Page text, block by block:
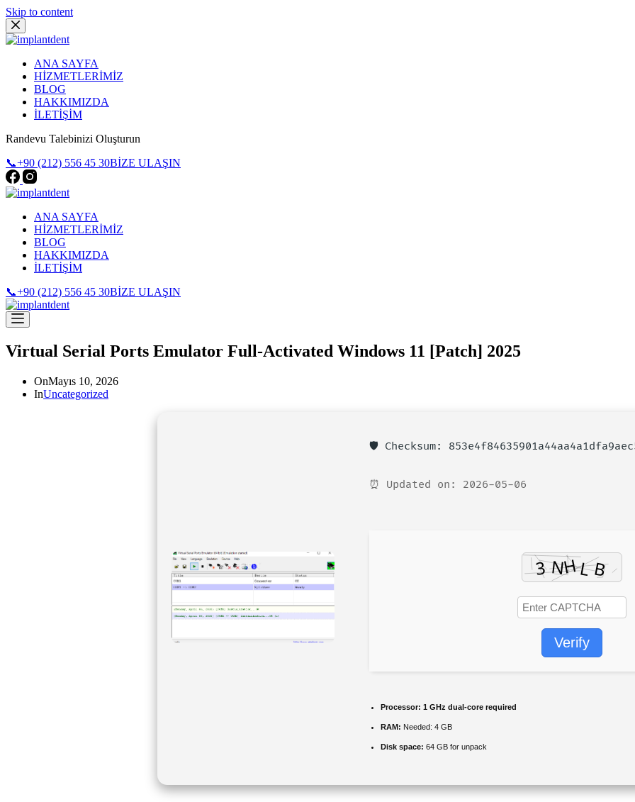
Skip to content
ANA SAYFA
HİZMETLERİMİZ
BLOG
HAKKIMIZDA
İLETİŞİM
Randevu Talebinizi Oluşturun
📞+90 (212) 556 45 30BİZE ULAŞIN
ANA SAYFA
HİZMETLERİMİZ
BLOG
HAKKIMIZDA
İLETİŞİM
📞+90 (212) 556 45 30BİZE ULAŞIN
Virtual Serial Ports Emulator Full-Activated Windows 11 [Patch] 2025
OnMayıs 10, 2026
InUncategorized
🛡️ Checksum:
⏰ Updated on: 2026-05-06
Verify
Processor: 1 GHz dual-core required
RAM: Needed: 4 GB
Disk space: 64 GB for unpack